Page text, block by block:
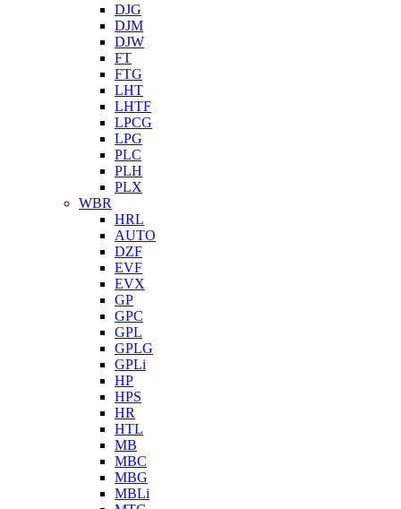
DJG
DJM
DJW
FT
FTG
LHT
LHTF
LPCG
LPG
PLC
PLH
PLX
WBR
HRL
AUTO
DZF
EVF
EVX
GP
GPC
GPL
GPLG
GPLi
HP
HPS
HR
HTL
MB
MBC
MBG
MBLi